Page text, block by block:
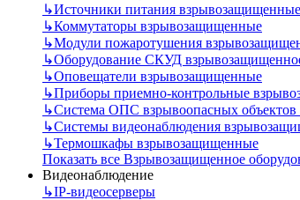
↳Источники питания взрывозащищенные
↳Коммутаторы взрывозащищенные
↳Модули пожаротушения
↳Оборудование СКУД
↳Оповещатели взрывозащищенные
↳Приборы приемно-контрольные
↳Система ОПС взрывоопасных объектов
↳Системы видеонаблюдения
↳Термошкафы взрывозащищенные
Показать все Взрывозащищенное
Видеонаблюдение
↳IP-видеосерверы